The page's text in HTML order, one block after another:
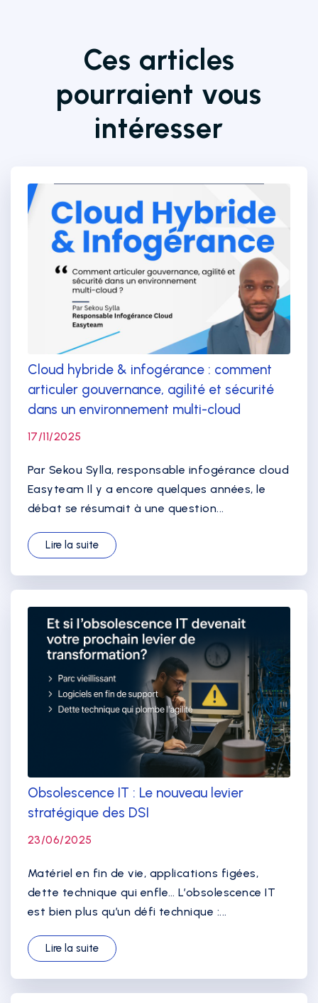
Ces articles
pourraient vous
intéresser
Cloud hybride & infogérance : comment
articuler gouvernance, agilité et sécurité
dans un environnement multi-cloud
17/11/2025
Par Sekou Sylla, responsable infogérance cloud
Easyteam Il y a encore quelques années, le
débat se résumait à une question...
Lire la suite
Obsolescence IT : Le nouveau levier
stratégique des DSI
23/06/2025
Matériel en fin de vie, applications figées,
dette technique qui enfle… L’obsolescence IT
est bien plus qu’un défi technique :...
Lire la suite